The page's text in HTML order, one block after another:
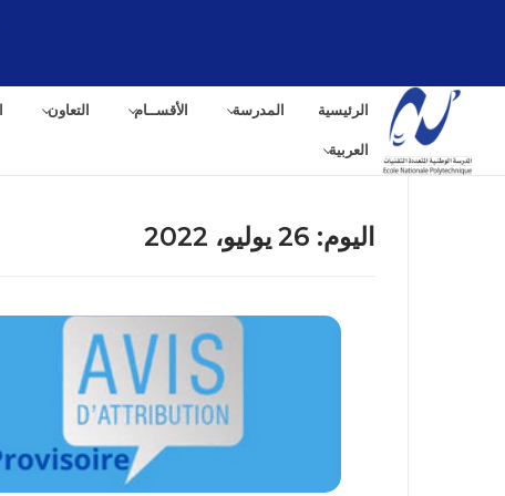
الرئيسية المدرسة الأقســام التعاون
العربية
اليوم: 26 يوليو، 2022